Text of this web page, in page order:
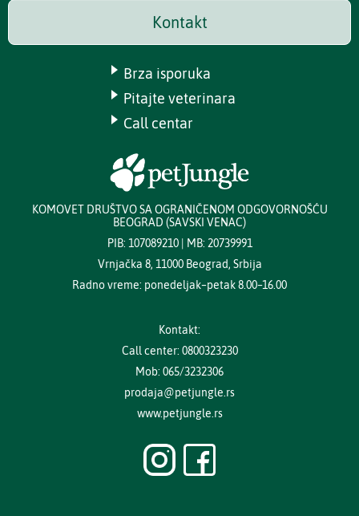
Kontakt
Brza isporuka
Pitajte veterinara
Call centar
KOMOVET DRUŠTVO SA OGRANIČENOM ODGOVORNOŠĆU
BEOGRAD (SAVSKI VENAC)
PIB: 107089210 | MB: 20739991
Vrnjačka 8, 11000 Beograd, Srbija
Radno vreme: ponedeljak–petak 8.00–16.00
Kontakt:
Call center: 0800323230
Mob: 065/3232306
prodaja@petjungle.rs
www.petjungle.rs